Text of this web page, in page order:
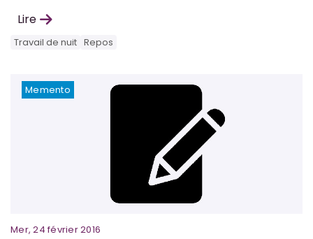
Lire
Travail de nuit Repos
Memento
Mer, 24 février 2016